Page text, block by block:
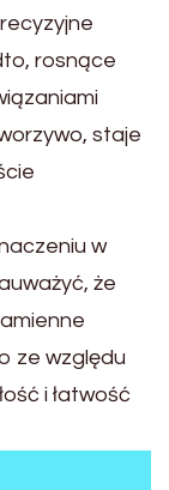
rosnące
staje
w
że
ze względu
i łatwość